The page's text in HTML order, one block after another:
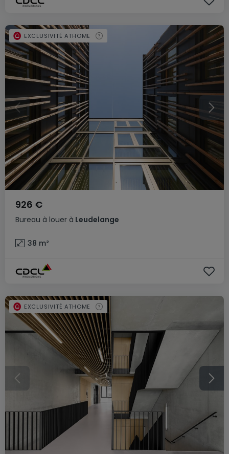
Bureau à louer à Leudelange
926 €
38 m²
EXCLUSIVITÉ ATHOME
EXCLUSIVITÉ ATHOME